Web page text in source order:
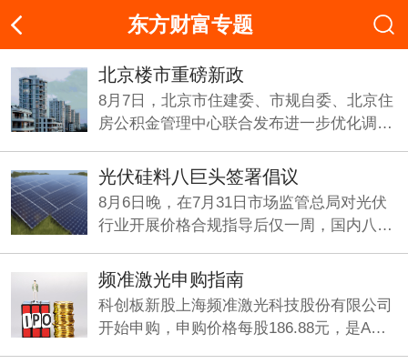
东方财富专题
北京楼市重磅新政
8月7日，北京市住建委、市规自委、北京住
房公积金管理中心联合发布进一步优化调整
光伏硅料八巨头签署倡议
8月6日晚，在7月31日市场监管总局对光伏
行业开展价格合规指导后仅一周，国内八大
书》。
频准激光申购指南
科创板新股上海频准激光科技股份有限公司
开始申购，申购价格每股186.88元，是A股